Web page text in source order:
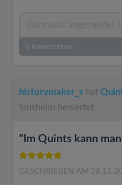
0 Kommentare
historymaker_s hat
Sinsheim bewertet
"Im Quints kann
GESCHRIEBEN AM